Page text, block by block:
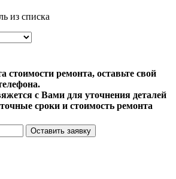
из списка
стоимости ремонта, оставьте свой
с Вами для уточнения деталей
сроки и стоимость ремонта
Оставить заявку